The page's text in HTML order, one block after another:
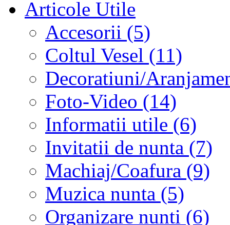
Articole Utile
Accesorii (5)
Coltul Vesel (11)
Decoratiuni/
Foto-Video (14)
Informatii utile (6)
Invitatii de nunta (7)
Machiaj/Coafura (9)
Muzica nunta (5)
Organizare nunti (6)